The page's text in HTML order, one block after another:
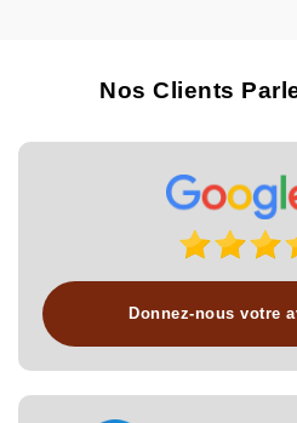
Nos Clients
Donnez-nous votre